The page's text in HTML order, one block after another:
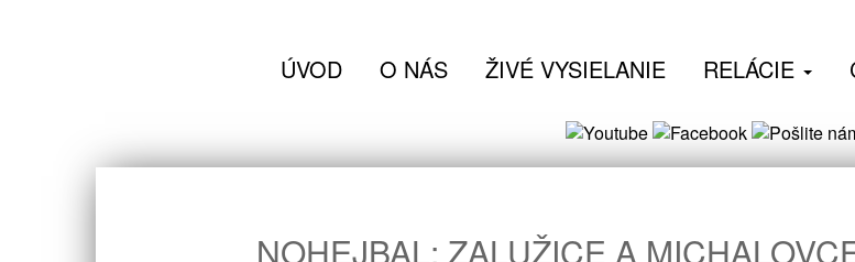
ÚVOD O NÁS ŽIVÉ VYSIELANIE RELÁCIE
NOHEJBAL: ZALUŽICE A